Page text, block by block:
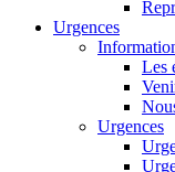
Urgences
Les
Urgences